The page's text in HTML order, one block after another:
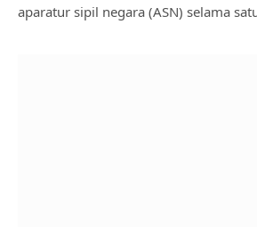
aparatur sipil negara (ASN) selama